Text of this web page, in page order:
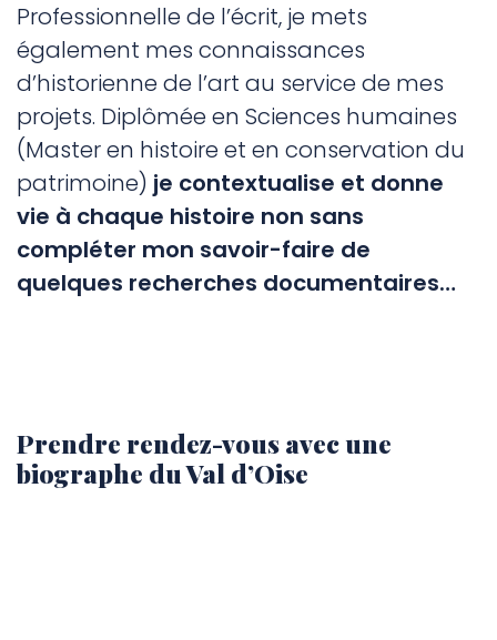
Professionnelle de l’écrit, je mets
également mes connaissances
d’historienne de l’art au service de mes
projets. Diplômée en Sciences humaines
(Master en histoire et en conservation du
patrimoine) je contextualise et donne
vie à chaque histoire non sans
compléter mon savoir-faire de
quelques recherches documentaires…
Prendre rendez-vous avec une
biographe du Val d’Oise